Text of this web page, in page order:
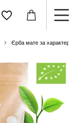
Єрба мате за